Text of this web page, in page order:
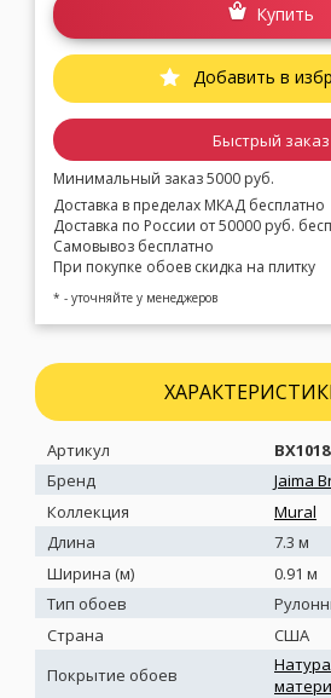
Купить
Добавить в
Быстрый заказ
Минимальный заказ 5000 руб.
Доставка в пределах МКАД бесплатно
Доставка по России от 50000 руб.
Самовывоз бесплатно
При покупке обоев скидка на плитку
* - уточняйте у менеджеров
Артикул
Бренд
Jaima
Коллекция
Mural
Длина
7.3 м
Ширина (м)
0.91 м
Тип обоев
Страна
США
Покрытие обоев